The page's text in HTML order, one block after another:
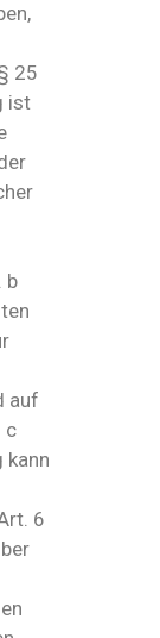
25
ist
b
auf
c
kann
6